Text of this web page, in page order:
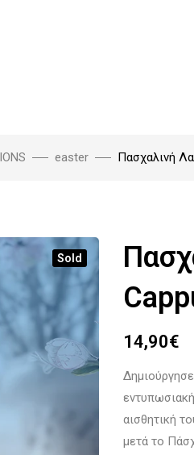
easter Πασχαλινή
Sold
14,90€
αισθητική
μετά το